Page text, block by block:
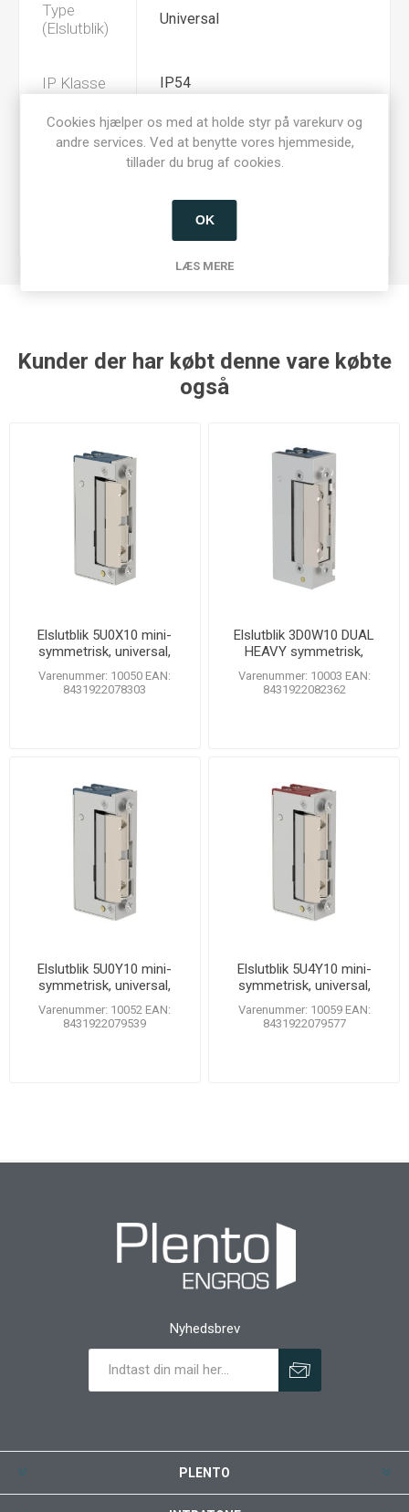
Type
(Elslutblik)
Universal
IP Klasse IP54
Holdekraft
580
9-24V AC/DC
Kunder der har købt denne vare købte
også
Elslutblik 5U0X10 mini-
symmetrisk, universal,
justérbar
Varenummer: 10050 EAN:
8431922078303
Elslutblik 3D0W10 DUAL
HEAVY symmetrisk,
universal, justérbar
Varenummer: 10003 EAN:
8431922082362
Elslutblik 5U0Y10 mini-
symmetrisk, universal,
justérbar
Varenummer: 10052 EAN:
8431922079539
Elslutblik 5U4Y10 mini-
symmetrisk, universal,
justérbar
Varenummer: 10059 EAN:
8431922079577
Nyhedsbrev
PLENTO
Cookies hjælper os med at holde styr på varekurv og
andre services. Ved at benytte vores hjemmeside,
tillader du brug af cookies.
OK
LÆS MERE